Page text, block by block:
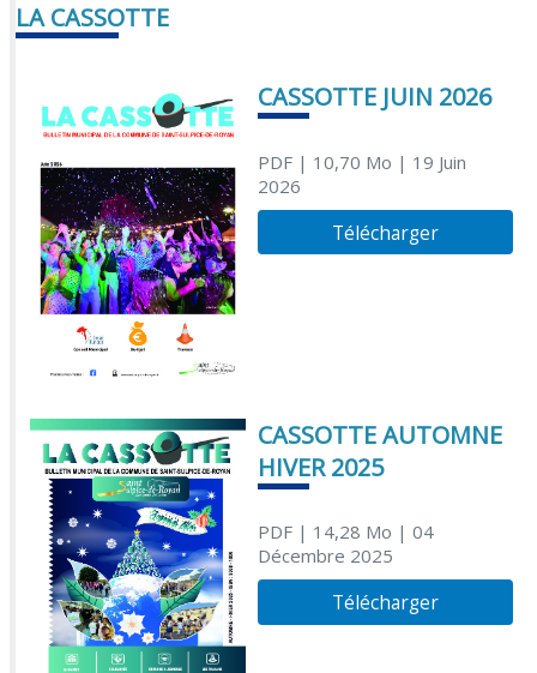
LA CASSOTTE
CASSOTTE JUIN 2026
PDF| 10,70 Mo | 19 Juin
2026
Télécharger
CASSOTTE AUTOMNE
HIVER 2025
PDF| 14,28 Mo | 04
Décembre 2025
Télécharger